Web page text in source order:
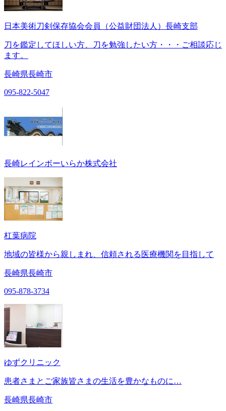
日本美術刀剣保存協会会員（公益財団法人）長崎支部
刀を鑑定してほしい方、刀を勉強したい方・・・ご相談応じ
ます。
長崎県長崎市
095-822-5047
長崎レインボーいらか株式会社
杠葉病院
地域の皆様から親しまれ、信頼される医療機関を目指して
長崎県長崎市
095-878-3734
ゆずクリニック
患者さまとご家族皆さまの生活を豊かなものに…
長崎県長崎市